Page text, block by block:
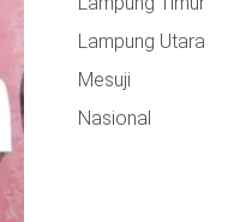
Lampung Utara
Mesuji
Nasional